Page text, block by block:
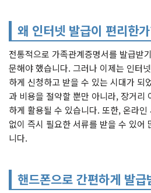
왜 인터넷 발급이 편리한
전통적으로 가족관계증명서를 발급받
문해야 했습니다. 그러나 이제는 인터
하게 신청하고 받을 수 있는 시대가 되
과 비용을 절약할 뿐만 아니라, 장거리
하게 활용될 수 있습니다. 또한, 온라
없이 즉시 필요한 서류를 받을 수 있어
니다.
핸드폰으로 간편하게 발급